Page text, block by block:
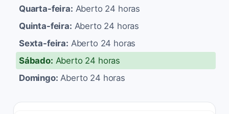
Quarta-feira: Aberto 24 horas
Quinta-feira: Aberto 24 horas
Sexta-feira: Aberto 24 horas
Sábado: Aberto 24 horas
Domingo: Aberto 24 horas